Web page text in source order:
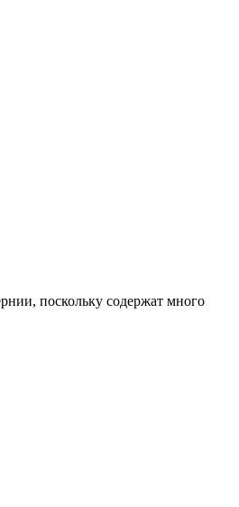
поскольку содержат много